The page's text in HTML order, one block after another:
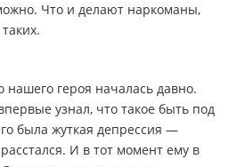
Что и делают наркоманы,
героя началась давно.
узнал, что такое быть под
была жуткая депрессия —
И в тот момент ему в